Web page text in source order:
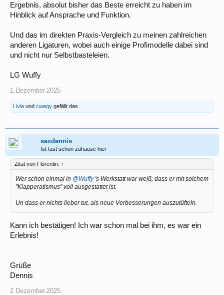
Ergebnis, absolut bisher das Beste erreicht zu haben im
Hinblick auf Ansprache und Funktion.
Und das im direkten Praxis-Vergleich zu meinen zahlreichen
anderen Ligaturen, wobei auch einige Profimodelle dabei sind
und nicht nur Selbstbasteleien.
LG Wuffy
1.Dezember.2025
Livia und cwegy gefällt das.
saxdennis
Ist fast schon zuhause hier
Zitat von Florentin: ↑
Wer schon einmal in @Wuffy's Werkstatt war weiß, dass er mit solchem
"Klapperatismus" voll ausgestattet ist.
Un dass er nichts lieber tut, als neue Verbesserungen auszutüfteln.
Kann ich bestätigen! Ich war schon mal bei ihm, es war ein
Erlebnis!
Grüße
Dennis
2.Dezember.2025